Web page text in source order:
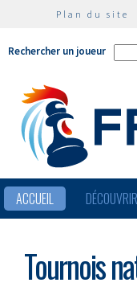
Plan du site
Rechercher un joueur
ACCUEIL DÉCOUVRIR
Tournois